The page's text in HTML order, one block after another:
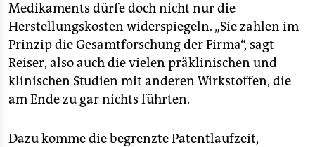
Medikaments dürfe doch nicht nur die
Herstellungskosten widerspiegeln. „Sie zahlen im
Prinzip die Gesamtforschung der Firma“, sagt
Reiser, also auch die vielen präklinischen und
klinischen Studien mit anderen Wirkstoffen, die
am Ende zu gar nichts führten.
Dazu komme die begrenzte Patentlaufzeit,